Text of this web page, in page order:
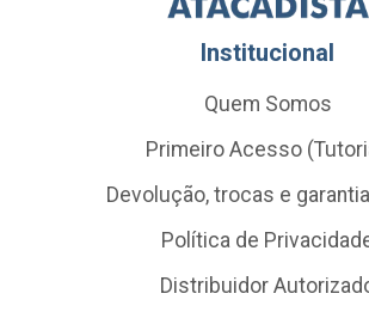
Institucional
Quem Somos
Primeiro Acesso
Devolução, trocas e
Política de
Distribuidor